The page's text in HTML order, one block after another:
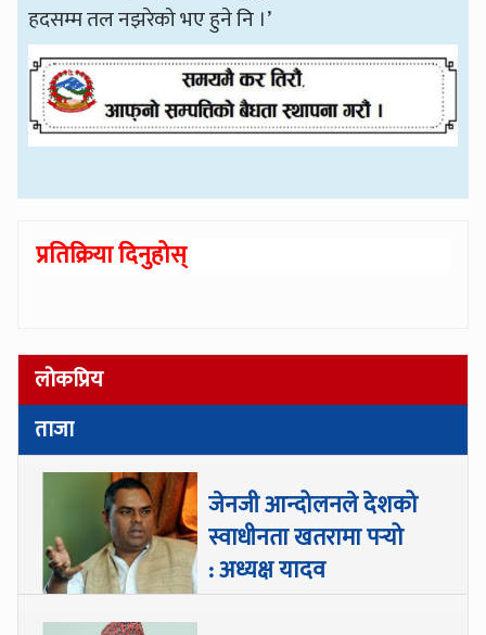
हदसम्म तल नझरेको भए हुने नि ।’
प्रतिक्रिया दिनुहोस्
लोकप्रिय
ताजा
जेनजी आन्दोलनले देशको
स्वाधीनता खतरामा पर्‍यो
: अध्यक्ष यादव